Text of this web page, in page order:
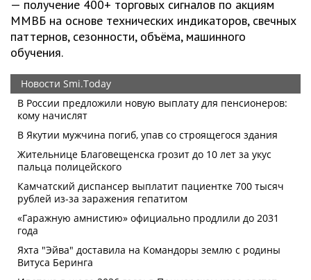
— получение 400+ торговых сигналов по акциям
ММВБ на основе технических индикаторов, свечных
паттернов, сезонности, объёма, машинного
обучения.